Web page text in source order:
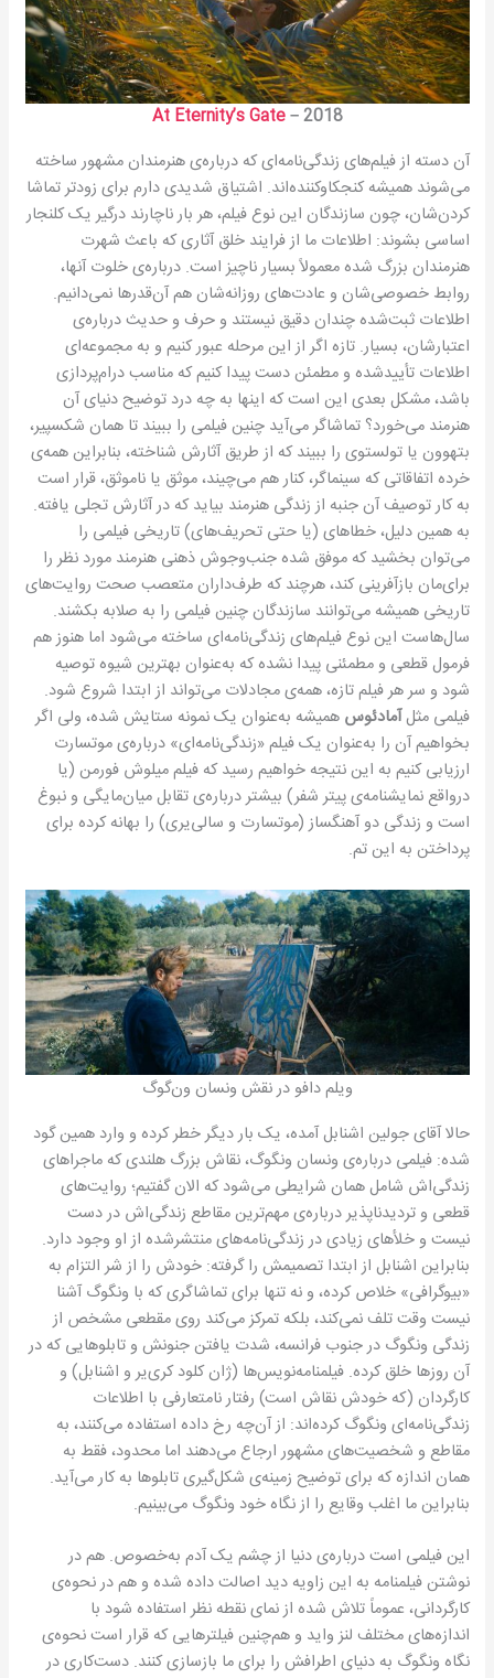
At Eternity’s Gate– 2018
آن دسته از فیلم‌های زندگی‌نامه‌ای که درباره‌ی هنرمندان مشهور ساخته
می‌شوند همیشه کنجکاوکننده‌اند. اشتیاق شدیدی دارم برای زودتر تماشا
کردن‌شان، چون سازندگان این نوع فیلم، هر بار ناچارند درگیر یک کلنجار
اساسی بشوند: اطلاعات ما از فرایند خلق آثاری که باعث شهرت
هنرمندان بزرگ شده معمولاً بسیار ناچیز است. درباره‌ی خلوت آنها،
روابط خصوصی‌شان و عادت‌های روزانه‌شان هم آن‌قدرها نمی‌دانیم.
اطلاعات ثبت‌شده چندان دقیق نیستند و حرف و حدیث درباره‌ی
اعتبار‌شان، بسیار. تازه اگر از این مرحله عبور کنیم و به مجموعه‌ای
اطلاعات تأییدشده و مطمئن دست پیدا کنیم که مناسب درام‌پردازی
باشد، مشکل بعدی این است که اینها به چه درد توضیح دنیای آن
هنرمند می‌خورد؟ تماشاگر می‌آید چنین فیلمی را ببیند تا همان شکسپیر،
بتهوون یا تولستوی را ببیند که از طریق آثارش شناخته، بنابراین همه‌ی
خرده اتفاقاتی که سینماگر، کنار هم می‌چیند، موثق یا ناموثق، قرار است
به کار توصیف آن جنبه از زندگی هنرمند بیاید که در آثارش تجلی یافته.
به همین دلیل، خطاهای (یا حتی تحریف‌های) تاریخی فیلمی را
می‌توان بخشید که موفق شده جنب‌وجوش ذهنی هنرمند مورد نظر را
برای‌مان بازآفرینی کند، هرچند که طرف‌داران متعصب صحت روایت‌های
تاریخی همیشه می‌توانند سازندگان چنین فیلمی را به صلابه بکشند.
سال‌هاست این نوع فیلم‌های زندگی‌نامه‌ای ساخته می‌شود اما هنوز هم
فرمول قطعی و مطمئنی پیدا نشده که به‌عنوان بهترین شیوه توصیه
شود و سر هر فیلم تازه، همه‌ی مجادلات می‌تواند از ابتدا شروع شود.
فیلمی مثلآمادئوس همیشه به‌عنوان یک نمونه ستایش شده، ولی اگر
بخواهیم آن را به‌عنوان یک فیلم «زندگی‌نامه‌ای» درباره‌ی موتسارت
ارزیابی کنیم به این نتیجه خواهیم رسید که فیلم میلوش فورمن (یا
درواقع نمایشنامه‌ی پیتر شفر) بیشتر درباره‌ی تقابل میان‌مایگی و نبوغ
است و زندگی دو آهنگساز (موتسارت و سالی‌یری)‌ را بهانه کرده برای
پرداختن به این تم.
ویلم دافو در نقش ونسان ون‌گوگ
حالا آقای جولین اشنابل آمده، یک بار دیگر خطر کرده و وارد همین گود
شده: فیلمی درباره‌ی ونسان ونگوگ، نقاش بزرگ هلندی که ماجراهای
زندگی‌اش شامل همان شرایطی می‌شود که الان گفتیم؛ روایت‌های
قطعی و تردیدناپذیر درباره‌ی مهم‌ترین مقاطع زندگی‌اش در دست
نیست و خلأهای زیادی در زندگی‌نامه‌های منتشرشده از او وجود دارد.
بنابراین اشنابل از ابتدا تصمیمش را گرفته: خودش را از شر التزام به
«بیوگرافی» خلاص کرده، و نه تنها برای تماشاگری که با ونگوگ آشنا
نیست وقت تلف نمی‌کند، بلکه تمرکز می‌کند روی مقطعی مشخص از
زندگی ونگوگ در جنوب فرانسه، شدت یافتن جنونش و تابلوهایی که در
آن روزها خلق کرده. فیلمنامه‌نویس‌ها (ژان کلود کری‌یر و اشنابل) و
کارگردان (که خودش نقاش است) رفتار نامتعارفی با اطلاعات
زندگی‌نامه‌ای ونگوگ کرده‌اند: از آن‌چه رخ داده استفاده می‌کنند، به
مقاطع و شخصیت‌های مشهور ارجاع می‌دهند اما محدود، فقط به
همان اندازه که برای توضیح زمینه‌ی شکل‌گیری تابلوها به کار می‌آید.
بنابراین ما اغلب وقایع را از نگاه خود ونگوگ می‌بینیم.
این فیلمی است درباره‌ی دنیا از چشم یک آدم به‌خصوص. هم در
نوشتن فیلمنامه به این زاویه دید اصالت داده شده و هم در نحوه‌ی
کارگردانی، عموماً تلاش شده از نمای نقطه نظر استفاده شود با
اندازه‌های مختلف لنز واید و هم‌چنین فیلترهایی که قرار است نحوه‌ی
نگاه ونگوگ به دنیای اطرافش را برای ما بازسازی کنند. دست‌کاری در